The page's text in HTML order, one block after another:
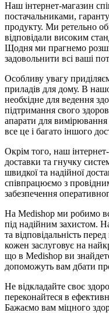
Наш інтернет-магазин
постачальниками,
продукту. Ми ретельно
відповідали високим
Щодня ми прагнемо
задовольнити всі ваші
Особливу увагу
приладів для дому. В
необхідне для ведення
підтримання свого
апарати для
все це і багато іншого
Окрім того, наш
доставки та гнучку
швидкої та надійної
співпрацюємо з
забезпечення
На Medishop ми робимо
під надійним захистом.
та відповідальність
кожен заслуговує на
що в Medishop ви
допоможуть вам дбати
Не відкладайте своє
переконайтеся в
Бажаємо вам міцного